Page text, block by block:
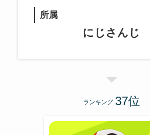
所属
にじさんじ
ランキング